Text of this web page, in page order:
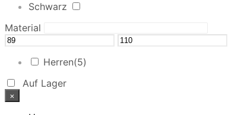
Schwarz
Material
Herren(5)
Auf Lager
×